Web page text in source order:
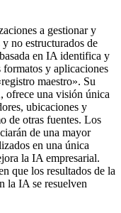
a gestionar y
y no estructurados de
en IA identifica y
formatos y aplicaciones
maestro». Su
ofrece una visión única
ubicaciones y
de otras fuentes. Los
de una mayor
en una única
la IA empresarial.
que los resultados de la
la IA se resuelven